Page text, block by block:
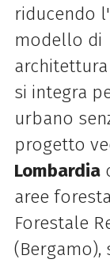
riducendo
modello di
si integra
urbano
progetto
Lombardia
aree
Forestale